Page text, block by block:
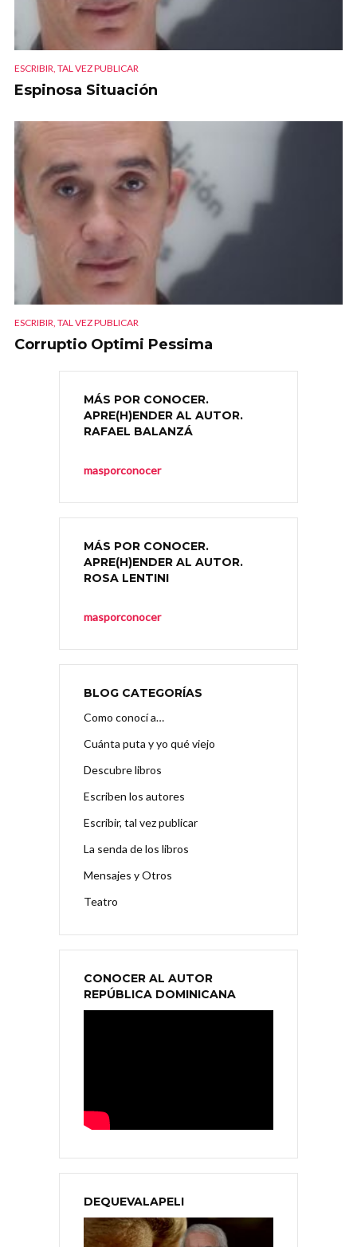
ESCRIBIR, TAL VEZ PUBLICAR
Espinosa Situación
ESCRIBIR, TAL VEZ PUBLICAR
Corruptio Optimi Pessima
MÁS POR CONOCER.
APRE(H)ENDER AL AUTOR.
RAFAEL BALANZÁ
masporconocer
MÁS POR CONOCER.
APRE(H)ENDER AL AUTOR.
ROSA LENTINI
masporconocer
BLOG CATEGORÍAS
Como conocí a…
Cuánta puta y yo qué viejo
Descubre libros
Escriben los autores
Escribir, tal vez publicar
La senda de los libros
Mensajes y Otros
Teatro
CONOCER AL AUTOR
REPÚBLICA DOMINICANA
DEQUEVALAPELI